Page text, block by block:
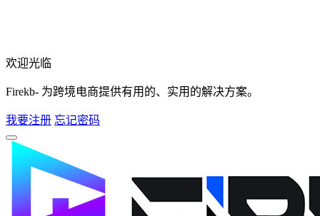
欢迎光临
Firekb- 为跨境电商提供有用的、实用的解决方案。
我要注册 忘记密码